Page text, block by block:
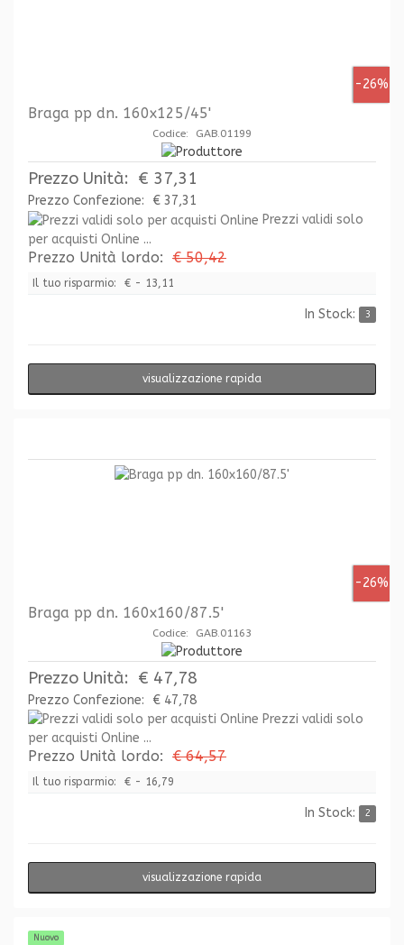
-26%
Braga pp dn. 160x125/45'
Codice: GAB.01199
Prezzo Unità: € 37,31
Prezzo Confezione:
€ 37,31
Prezzi validi solo
per acquisti Online ...
Prezzo Unità lordo: € 50,42
Il tuo risparmio: € - 13,11
In Stock: 3
visualizzazione rapida
-26%
Braga pp dn. 160x160/87.5'
Codice: GAB.01163
Prezzo Unità: € 47,78
Prezzo Confezione:
€ 47,78
Prezzi validi solo
per acquisti Online ...
Prezzo Unità lordo: € 64,57
Il tuo risparmio: € - 16,79
In Stock: 2
visualizzazione rapida
Nuovo